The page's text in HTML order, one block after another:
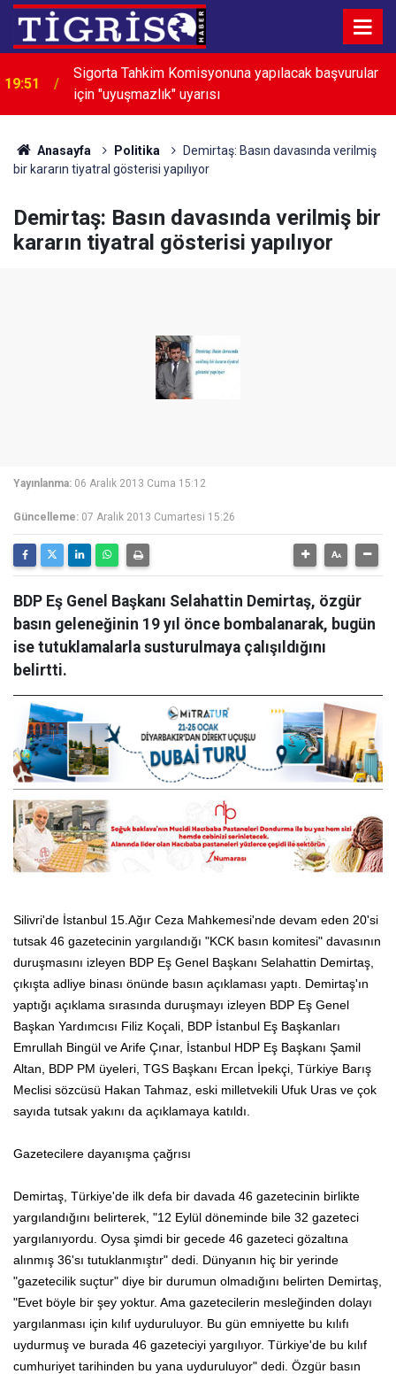
19:51
Sigorta Tahkim Komisyonuna yapılacak başvurular
için "uyuşmazlık" uyarısı
19:28
DEM Partili Koçyiğit: Barış sadece demokratik bir
ihtiyaç değildir
Anasayfa Politika
Demirtaş: Basın davasında verilmiş
bir kararın tiyatral gösterisi yapılıyor
Demirtaş: Basın davasında verilmiş bir
kararın tiyatral gösterisi yapılıyor
Yayınlanma: 06 Aralık 2013 Cuma 15:12
Güncelleme: 07 Aralık 2013 Cumartesi 15:26
BDP Eş Genel Başkanı Selahattin Demirtaş, özgür
basın geleneğinin 19 yıl önce bombalanarak, bugün
ise tutuklamalarla susturulmaya çalışıldığını
belirtti.
Silivri'de İstanbul 15.Ağır Ceza Mahkemesi'nde devam eden 20'si
tutsak 46 gazetecinin yargılandığı "KCK basın komitesi" davasının
duruşmasını izleyen BDP Eş Genel Başkanı Selahattin Demirtaş,
çıkışta adliye binası önünde basın açıklaması yaptı. Demirtaş'ın
yaptığı açıklama sırasında duruşmayı izleyen BDP Eş Genel
Başkan Yardımcısı Filiz Koçali, BDP İstanbul Eş Başkanları
Emrullah Bingül ve Arife Çınar, İstanbul HDP Eş Başkanı Şamil
Altan, BDP PM üyeleri, TGS Başkanı Ercan İpekçi, Türkiye Barış
Meclisi sözcüsü Hakan Tahmaz, eski milletvekili Ufuk Uras ve çok
sayıda tutsak yakını da açıklamaya katıldı.
Gazetecilere dayanışma çağrısı
Demirtaş, Türkiye'de ilk defa bir davada 46 gazetecinin birlikte
yargılandığını belirterek, "12 Eylül döneminde bile 32 gazeteci
yargılanıyordu. Oysa şimdi bir gecede 46 gazeteci gözaltına
alınmış 36'sı tutuklanmıştır" dedi. Dünyanın hiç bir yerinde
"gazetecilik suçtur" diye bir durumun olmadığını belirten Demirtaş,
"Evet böyle bir şey yoktur. Ama gazetecilerin mesleğinden dolayı
yargılanması için kılıf uyduruluyor. Bu gün emniyette bu kılıfı
uydurmuş ve burada 46 gazeteciyi yargılıyor. Türkiye'de bu kılıf
cumhuriyet tarihinden bu yana uyduruluyor" dedi. Özgür basın